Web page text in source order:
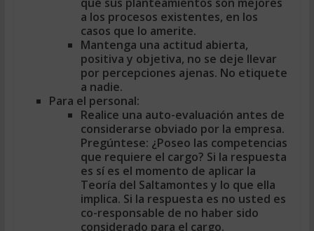
a los procesos existentes, en los
casos que lo amerite.
Mantenga una actitud abierta,
positiva y objetiva, no se deje llevar
por percepciones ajenas. No etiquete
a nadie.
Para el personal:
Realice una auto-evaluación antes de
considerarse obviado por la empresa.
Pregúntese: ¿Poseo las competencias
que requiere el cargo? Si la respuesta
es sí es el momento de aplicar la
Teoría del Saltamontes y lo que ella
implica. Si la respuesta es no usted es
co-responsable de no haber sido
considerado para el cargo.